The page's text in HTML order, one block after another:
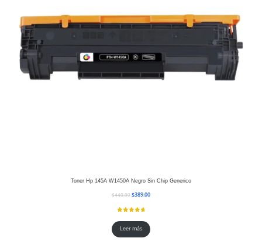
Toner Hp 145A W1450A Negro Sin Chip Generico
$440.00 $389.00
Leer más